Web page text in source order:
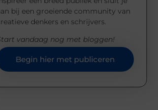
bij een groeiende community van
denkers en schrijvers.
vandaag nog met bloggen!
Begin hier met publiceren